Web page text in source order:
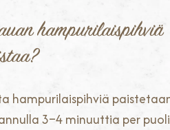
hampurilaispihviä
hampurilaispihviä
3–4 minuuttia per puoli